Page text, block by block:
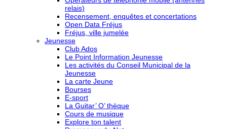
relais)
Recensement, enquêtes et concertations
Open Data Fréjus
Fréjus, ville jumelée
Jeunesse
Club Ados
Le Point Information Jeunesse
Les activités du Conseil Municipal de la
Jeunesse
La carte Jeune
Bourses
E-sport
La Guitar’ O’ thèque
Cours de musique
Explore ton talent